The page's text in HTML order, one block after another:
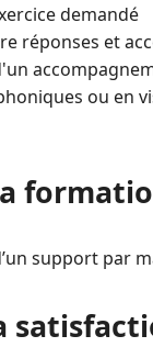
demandé
réponses et
ou en
support par